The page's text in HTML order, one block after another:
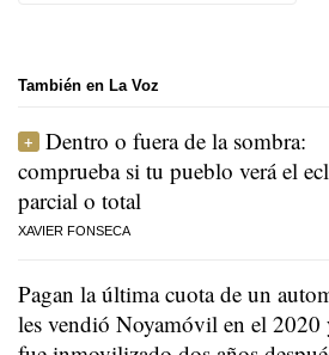
También en La Voz
Dentro o fuera de la sombra:
comprueba si tu pueblo verá el
parcial o total
XAVIER FONSECA
Pagan la última cuota de un
les vendió Noyamóvil en el 2020